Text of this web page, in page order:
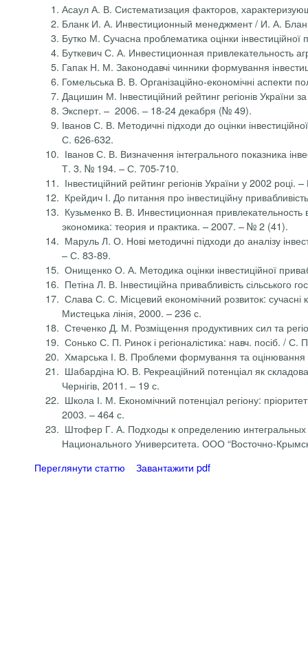
Асаул А. В. Систематизация факторов,
Бланк И. А. Инвестиционный менеджмент / И. А.
Бутко М. Сучасна проблематика оцінки
Буткевич С. А. Инвестиционная привлекательность
Гапак Н. М. Законодавчі чинники формування
Гомельська В. В. Організаційно-економічні аспекти
Дацишин М. Інвестиційний рейтинг регіонів
Эксперт. – 2006. – 18-24 декабря (№ 49).
Іванов С. В. Методичні підходи до оцінки
С. 626-632.
Іванов С. В. Визначення інтегрального показника
Т. 3. № 194. – С. 705-710.
Інвестиційний рейтинг регіонів України у 2002
Крейдич І. До питання про інвестиційну
Кузьменко В. В. Инвестиционная
экономика: теория и практика. – 2007. – № 2 (41).
Маруль Л. О. Нові методичні підходи до аналізу
– С. 83-89.
Онищенко О. А. Методика оцінки інвестиційної
Петіна Л. В. Інвестиційна привабливість
Слава С. С. Місцевий економічний розвиток:
Мистецька лінія, 2000. – 236 с.
Стеченко Д. М. Розміщення продуктивних сил та
Сонько С. П. Ринок і регіоналістика: навч. посіб. /
Хмарська І. В. Проблеми формування та оцінювання
Шабардіна Ю. В. Рекреаційний потенціал як
Чернігів, 2011. – 19 с.
Школа І. М. Економічний потенціал регіону:
2003. – 464 с.
Штофер Г. А. Подходы к определению интегральных
Национального Университета. ООО “Восточно-
Переглянути статтю
Завантажити pdf